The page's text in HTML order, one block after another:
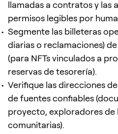
llamadas a contratos y las
permisos legibles por
Segmente las billeteras
diarias o reclamaciones)
(para NFTs vinculados a
reservas de tesorería).
Verifique las direcciones
de fuentes confiables
proyecto, exploradores de
comunitarias).